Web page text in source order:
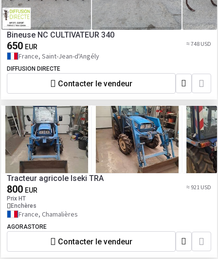
Bineuse NC CULTIVATEUR 340
650 EUR ≈ 748 USD
France, Saint-Jean-d'Angély
DIFFUSION DIRECTE
Contacter le vendeur
Tracteur agricole Iseki TRA
800 EUR
Prix HT
Enchères
≈ 921 USD
France, Chamalières
AGORASTORE
Contacter le vendeur